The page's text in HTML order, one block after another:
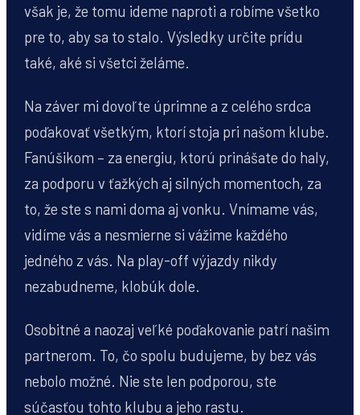
však je, že tomu ideme naproti a robíme všetko
pre to, aby sa to stalo. Výsledky určite prídu
také, aké si všetci želáme.
Na záver mi dovoľte úprimne a z celého srdca
poďakovať všetkým, ktorí stoja pri našom klube.
Fanúšikom – za energiu, ktorú prinášate do haly,
za podporu v ťažkých aj silných momentoch, za
to, že ste s nami doma aj vonku. Vnímame vás,
vidíme vás a nesmierne si vážime každého
jedného z vás. Na play-off výjazdy nikdy
nezabudneme, klobúk dole.
Osobitné a naozaj veľké poďakovanie patrí našim
partnerom. To, čo spolu budujeme, by bez vás
nebolo možné. Nie ste len podporou, ste
súčasťou tohto klubu a jeho rastu.